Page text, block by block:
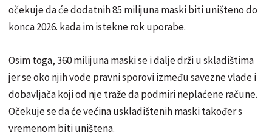
očekuje da će dodatnih 85 milijuna maski biti uništeno do
konca 2026. kada im istekne rok uporabe.
Osim toga, 360 milijuna maski se i dalje drži u skladištima
jer se oko njih vode pravni sporovi između savezne vlade i
dobavljača koji od nje traže da podmiri neplaćene račune.
Očekuje se da će većina uskladištenih maski također s
vremenom biti uništena.